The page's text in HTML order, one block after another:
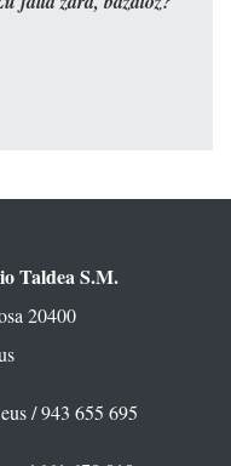
Taldea S.M.
20400
/ 943 655 695